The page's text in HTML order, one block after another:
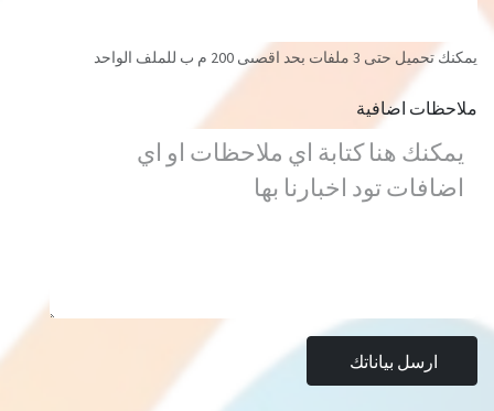
يمكنك تحميل حتى 3 ملفات بحد اقصىى 200 م ب للملف الواحد
ملاحظات اضافية
ارسل بياناتك